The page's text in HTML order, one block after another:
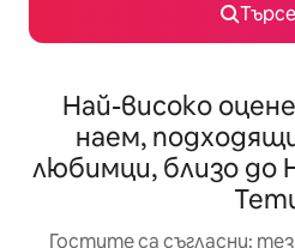
Най-високо
наем,
любимци, близо до
Гостите са съгласни: